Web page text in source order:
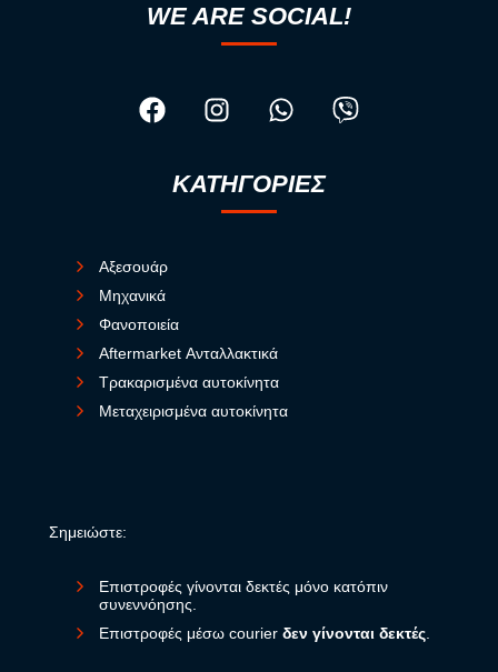
WE ARE SOCIAL!
ΚΑΤΗΓΟΡΙΕΣ
Αξεσουάρ
Μηχανικά
Φανοποιεία
Aftermarket Ανταλλακτικά
Τρακαρισμένα αυτοκίνητα
Μεταχειρισμένα αυτοκίνητα
Σημειώστε:
Επιστροφές γίνονται δεκτές μόνο κατόπιν
συνεννόησης.
Επιστροφές μέσω courier δεν γίνονται δεκτές